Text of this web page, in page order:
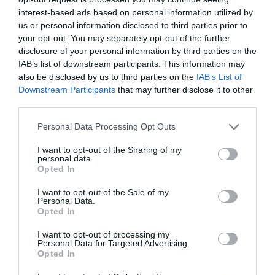
interest-based ads based on personal information utilized by
us or personal information disclosed to third parties prior to
your opt-out. You may separately opt-out of the further
disclosure of your personal information by third parties on the
IAB’s list of downstream participants. This information may
also be disclosed by us to third parties on the IAB’s List of
Downstream Participants that may further disclose it to other
Personal Data Processing Opt Outs
I want to opt-out of the Sharing of my
personal data.
Opted In
I want to opt-out of the Sale of my
Personal Data.
Opted In
I want to opt-out of processing my
Personal Data for Targeted Advertising.
Opted In
SPECYFIKACJA
patchcord RJ45, kat. 6A, SFTP, LSZH, 5m,
czarny
Producent
Klasa produktu Kabel sieciowy (patchcord)
okablowania
Długość 5.000 metr
Kategoria